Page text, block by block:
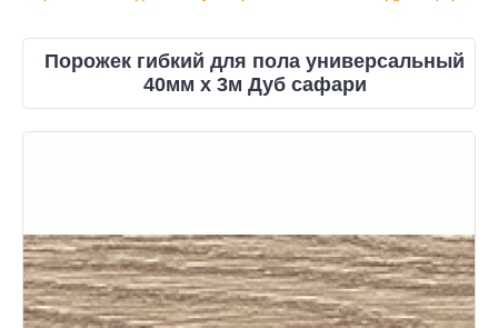
Порожек гибкий для пола универсальный
40мм х 3м Дуб сафари